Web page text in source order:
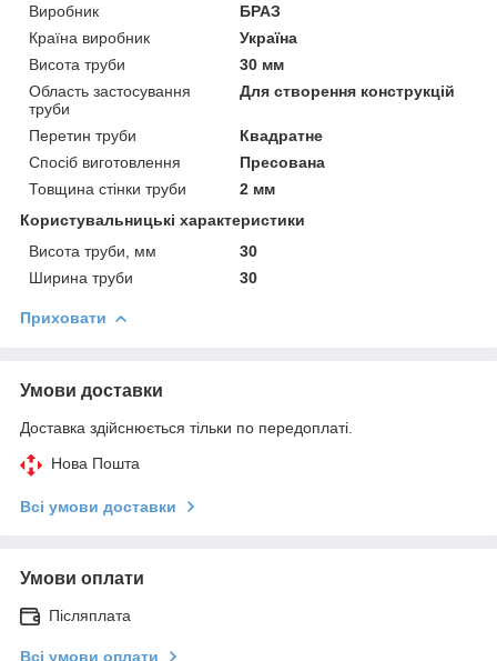
Виробник
БРАЗ
Країна виробник
Україна
Висота труби
30 мм
Область застосування
труби
Для створення конструкцій
Перетин труби
Квадратне
Спосіб виготовлення
Пресована
Товщина стінки труби
2 мм
Користувальницькі характеристики
Висота труби, мм
30
Ширина труби
30
Приховати
Умови доставки
Доставка здійснюється тільки по передоплаті.
Нова Пошта
Всі умови доставки
Умови оплати
Післяплата
Всі умови оплати